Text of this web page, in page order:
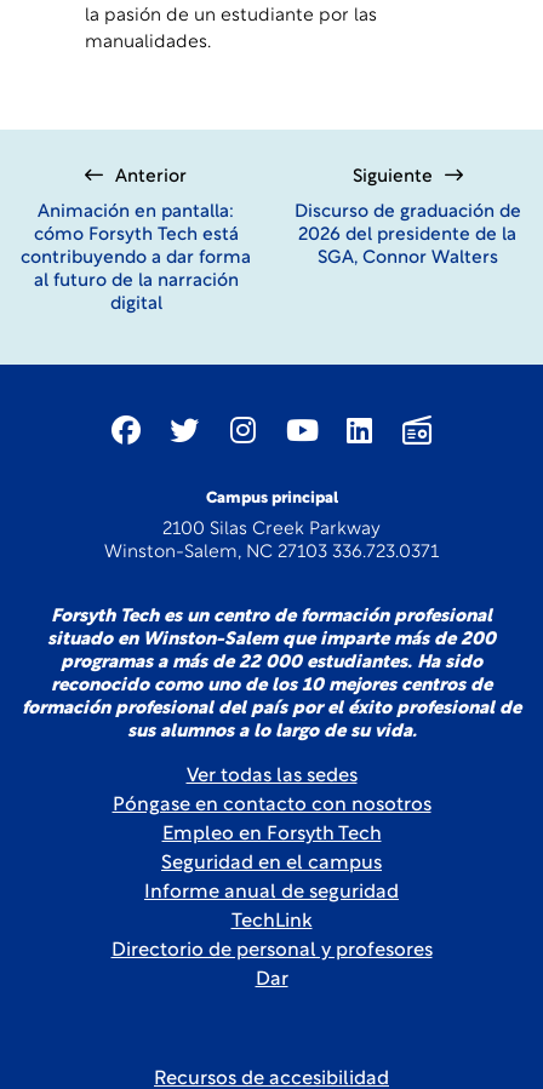
la pasión de un estudiante por las
manualidades.
Anterior
Animación en pantalla:
cómo Forsyth Tech está
contribuyendo a dar forma
al futuro de la narración
digital
Siguiente
Discurso de graduación de
2026 del presidente de la
SGA, Connor Walters
Campus principal
2100 Silas Creek Parkway
Winston-Salem, NC 27103 336.723.0371
Forsyth Tech es un centro de formación profesional
situado en Winston-Salem que imparte más de 200
programas a más de 22 000 estudiantes. Ha sido
reconocido como uno de los 10 mejores centros de
formación profesional del país por el éxito profesional de
sus alumnos a lo largo de su vida.
Ver todas las sedes
Póngase en contacto con nosotros
Empleo en Forsyth Tech
Seguridad en el campus
Informe anual de seguridad
TechLink
Directorio de personal y profesores
Dar
Recursos de accesibilidad